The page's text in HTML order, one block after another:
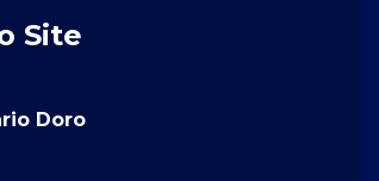
Site
Doro